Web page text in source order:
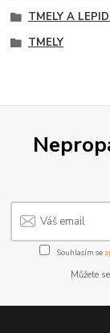
TMELY A
TMELY
Souhlasím se
Můžete